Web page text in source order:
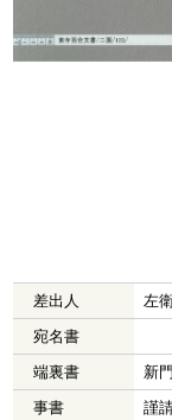
差出人
左
宛名書
端裏書
新
事書
謹